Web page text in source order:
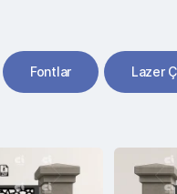
Fontlar Lazer